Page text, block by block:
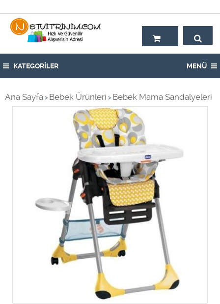
KATEGORİLER MENÜ
Ana Sayfa > Bebek Ürünleri > Bebek Mama Sandalyeleri